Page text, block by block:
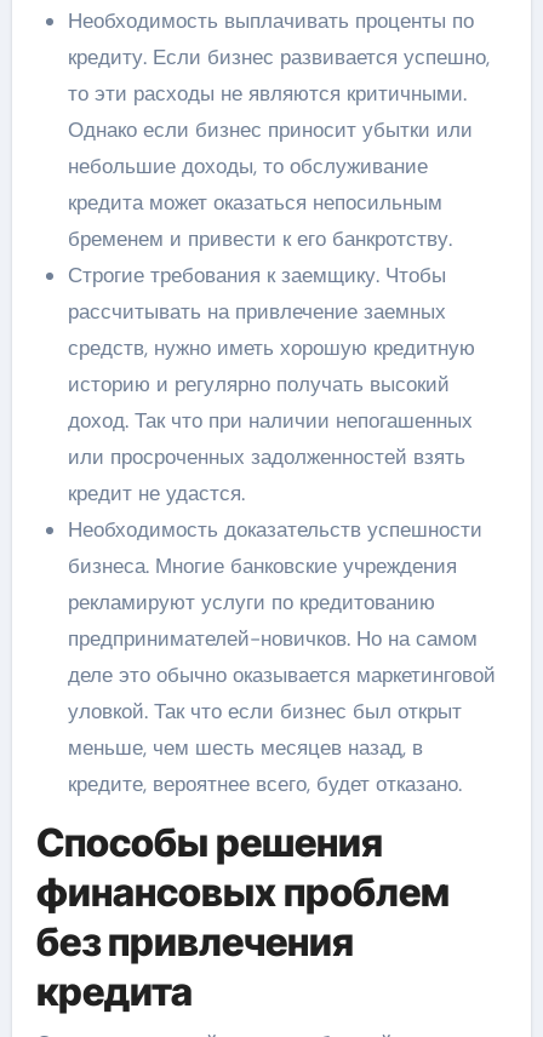
Необходимость выплачивать проценты по
кредиту. Если бизнес развивается успешно,
то эти расходы не являются критичными.
Однако если бизнес приносит убытки или
небольшие доходы, то обслуживание
кредита может оказаться непосильным
бременем и привести к его банкротству.
Строгие требования к заемщику. Чтобы
рассчитывать на привлечение заемных
средств, нужно иметь хорошую кредитную
историю и регулярно получать высокий
доход. Так что при наличии непогашенных
или просроченных задолженностей взять
кредит не удастся.
Необходимость доказательств успешности
бизнеса. Многие банковские учреждения
рекламируют услуги по кредитованию
предпринимателей-новичков. Но на самом
деле это обычно оказывается маркетинговой
уловкой. Так что если бизнес был открыт
меньше, чем шесть месяцев назад, в
кредите, вероятнее всего, будет отказано.
Способы решения
финансовых проблем
без привлечения
кредита